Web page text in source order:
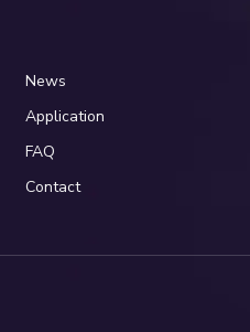
News
Application
FAQ
Contact